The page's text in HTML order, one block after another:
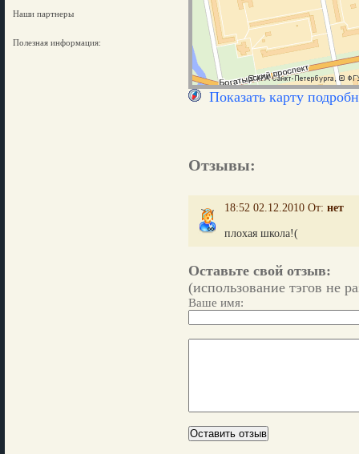
Наши партнеры
Полезная информация:
Показать карту
Отзывы:
18:52 02.12.2010 От: нет
плохая школа!(
Оставьте свой отзыв:
(использование тэгов не
Ваше имя: